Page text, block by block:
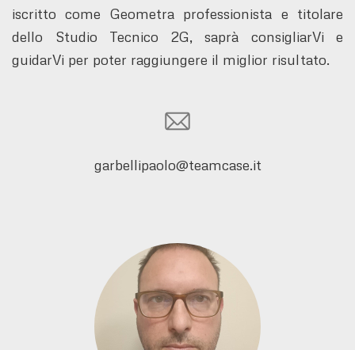
iscritto come Geometra professionista e titolare
dello Studio Tecnico 2G, saprà consigliarVi e
guidarVi per poter raggiungere il miglior risultato.
garbellipaolo@teamcase.it